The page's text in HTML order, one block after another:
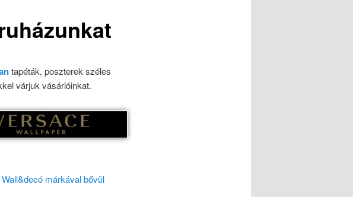
tapéták, poszterek széles
várjuk vásárlóinkat.
márkával bővül